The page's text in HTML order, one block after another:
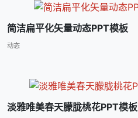
简洁扁平化矢量动态PPT模板
动态
淡雅唯美春天朦胧桃花PPT模板